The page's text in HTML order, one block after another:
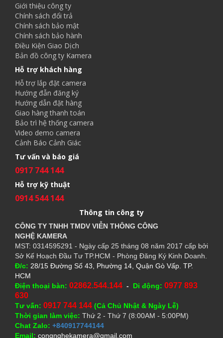
Giới thiệu công ty
Chính sách đổi trả
Chính sách bảo mật
Chính sách bảo hành
Điều Kiện Giao Dịch
Bản đồ công ty Kamera
Hỗ trợ khách hàng
Hỗ trợ lắp đặt camera
Hướng đẫn đăng ký
Hướng dẫn đặt hàng
Giao hàng thanh toán
Bảo trì hệ thống camera
Video demo camera
Cảnh Báo Cảnh Giác
Tư vấn và báo giá
0917 744 144
Hỗ trợ kỹ thuật
0914 544 144
Thông tin công ty
CÔNG TY TNHH TMDV VIỄN THÔNG CÔNG
NGHỆ KAMERA
MST: 0314595291 - Ngày cấp 25 tháng 08 năm 2017 cấp bởi
Sở Kế Hoạch Đầu Tư TP.HCM - Phòng Đăng Ký Kinh Doanh.
Đ/c: 28/15 Đường Số 43, Phường 14, Quận Gò Vấp. TP.
HCM
Điện thoại bàn: 02862.544.144 - Di động: 0977 893
630
Tư vấn: 0917 744 144 (Cả Chủ Nhật & Ngày Lễ)
Thời gian làm việc: Thứ 2 - Thứ 7 (8:00AM - 5:00PM)
Chat Zalo: +840917744144
Email: congnghekamera@gmail.com